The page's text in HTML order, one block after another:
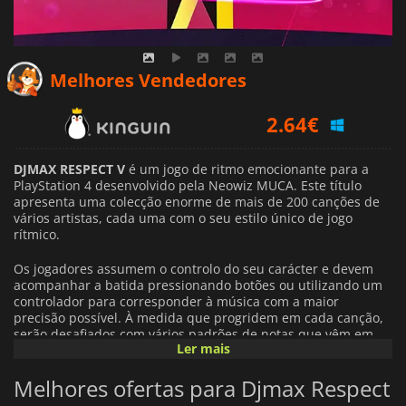
Melhores Vendedores
3.20€
4.19€
DJMAX RESPECT V é um jogo de ritmo emocionante para a
PlayStation 4 desenvolvido pela Neowiz MUCA. Este título
apresenta uma colecção enorme de mais de 200 canções de
vários artistas, cada uma com o seu estilo único de jogo
rítmico.
Os jogadores assumem o controlo do seu carácter e devem
acompanhar a batida pressionando botões ou utilizando um
controlador para corresponder à música com a maior
precisão possível. À medida que progridem em cada canção,
serão desafiados com vários padrões de notas que vêm em
todas as formas e tamanhos.
Para além de apenas tocar notas musicais,DJMAX RESPECT V
também permite aos jogadores personalizar as suas
Ler mais
Melhores ofertas para Djmax Respect